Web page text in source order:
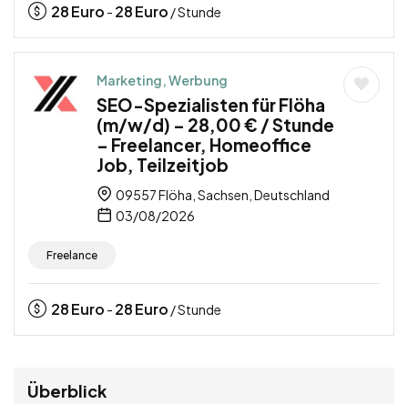
28Euro - 28Euro / Stunde
Marketing, Werbung
SEO-Spezialisten für Flöha
(m/w/d) – 28,00 € / Stunde
– Freelancer, Homeoffice
Job, Teilzeitjob
09557 Flöha, Sachsen, Deutschland
03/08/2026
Freelance
28Euro - 28Euro / Stunde
Überblick